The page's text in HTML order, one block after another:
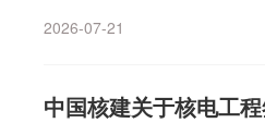
2026-07-21
中国核建关于核电工